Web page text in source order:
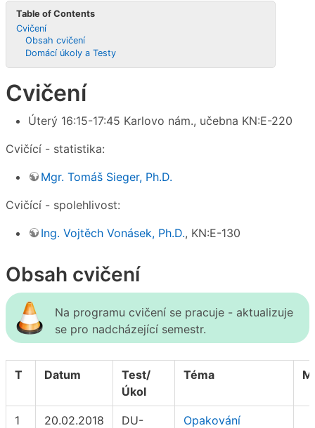
Table of Contents
Cvičení
Obsah cvičení
Domácí úkoly a Testy
Cvičení
Úterý 16:15-17:45 Karlovo nám., učebna KN:E-220
Cvičící - statistika:
Mgr. Tomáš Sieger, Ph.D.
Cvičící - spolehlivost:
Ing. Vojtěch Vonásek, Ph.D., KN:E-130
Obsah cvičení
Na programu cvičení se pracuje - aktualizuje
se pro nadcházející semestr.
T Datum
Test/
Úkol
Téma
1 20.02.2018
DU-
Opakování